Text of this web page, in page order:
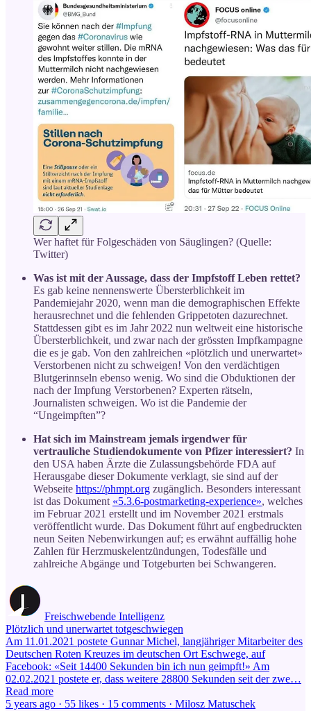
Wer haftet für Folgeschäden von Säuglingen? (Quelle:
Twitter)
Was ist mit der Aussage, dass der Impfstoff Leben rettet?
Es gab keine nennenswerte Übersterblichkeit im
Pandemiejahr 2020, wenn man die demographischen Effekte
herausrechnet und die fehlenden Grippetoten dazurechnet.
Stattdessen gibt es im Jahr 2022 nun weltweit eine historische
Übersterblichkeit, und zwar nach der grössten Impfkampagne
die es je gab. Von den zahlreichen «plötzlich und unerwartet»
Verstorbenen nicht zu schweigen! Von den verdächtigen
Blutgerinnseln ebenso wenig. Wo sind die Obduktionen der
nach der Impfung Verstorbenen? Experten rätseln,
Journalisten schweigen. Wo ist die Pandemie der
“Ungeimpften”?
Hat sich im Mainstream jemals irgendwer für
vertrauliche Studiendokumente von Pfizer interessiert? In
den USA haben Ärzte die Zulassungsbehörde FDA auf
Herausgabe dieser Dokumente verklagt, sie sind auf der
Webseite https://phmpt.org zugänglich. Besonders interessant
ist das Dokument «5.3.6-postmarketing-experience», welches
im Februar 2021 erstellt und im November 2021 erstmals
veröffentlicht wurde. Das Dokument führt auf engbedruckten
neun Seiten Nebenwirkungen auf; es erwähnt auffällig hohe
Zahlen für Herzmuskelentzündungen, Todesfälle und
zahlreiche Abgänge und Totgeburten bei Schwangeren.
Freischwebende Intelligenz
Plötzlich und unerwartet totgeschwiegen
Am 11.01.2021 postete Gunnar Michel, langjähriger Mitarbeiter des
Deutschen Roten Kreuzes im deutschen Ort Eschwege, auf
Facebook: «Seit 14400 Sekunden bin ich nun geimpft!» Am
02.02.2021 postete er, dass weitere 28800 Sekunden seit der zwe…
Read more
5 years ago · 55 likes · 15 comments · Milosz Matuschek